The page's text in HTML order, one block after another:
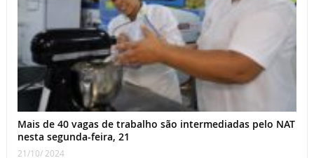
Mais de 40 vagas de trabalho são intermediadas pelo NAT
nesta segunda-feira, 21
21/10/ 2024